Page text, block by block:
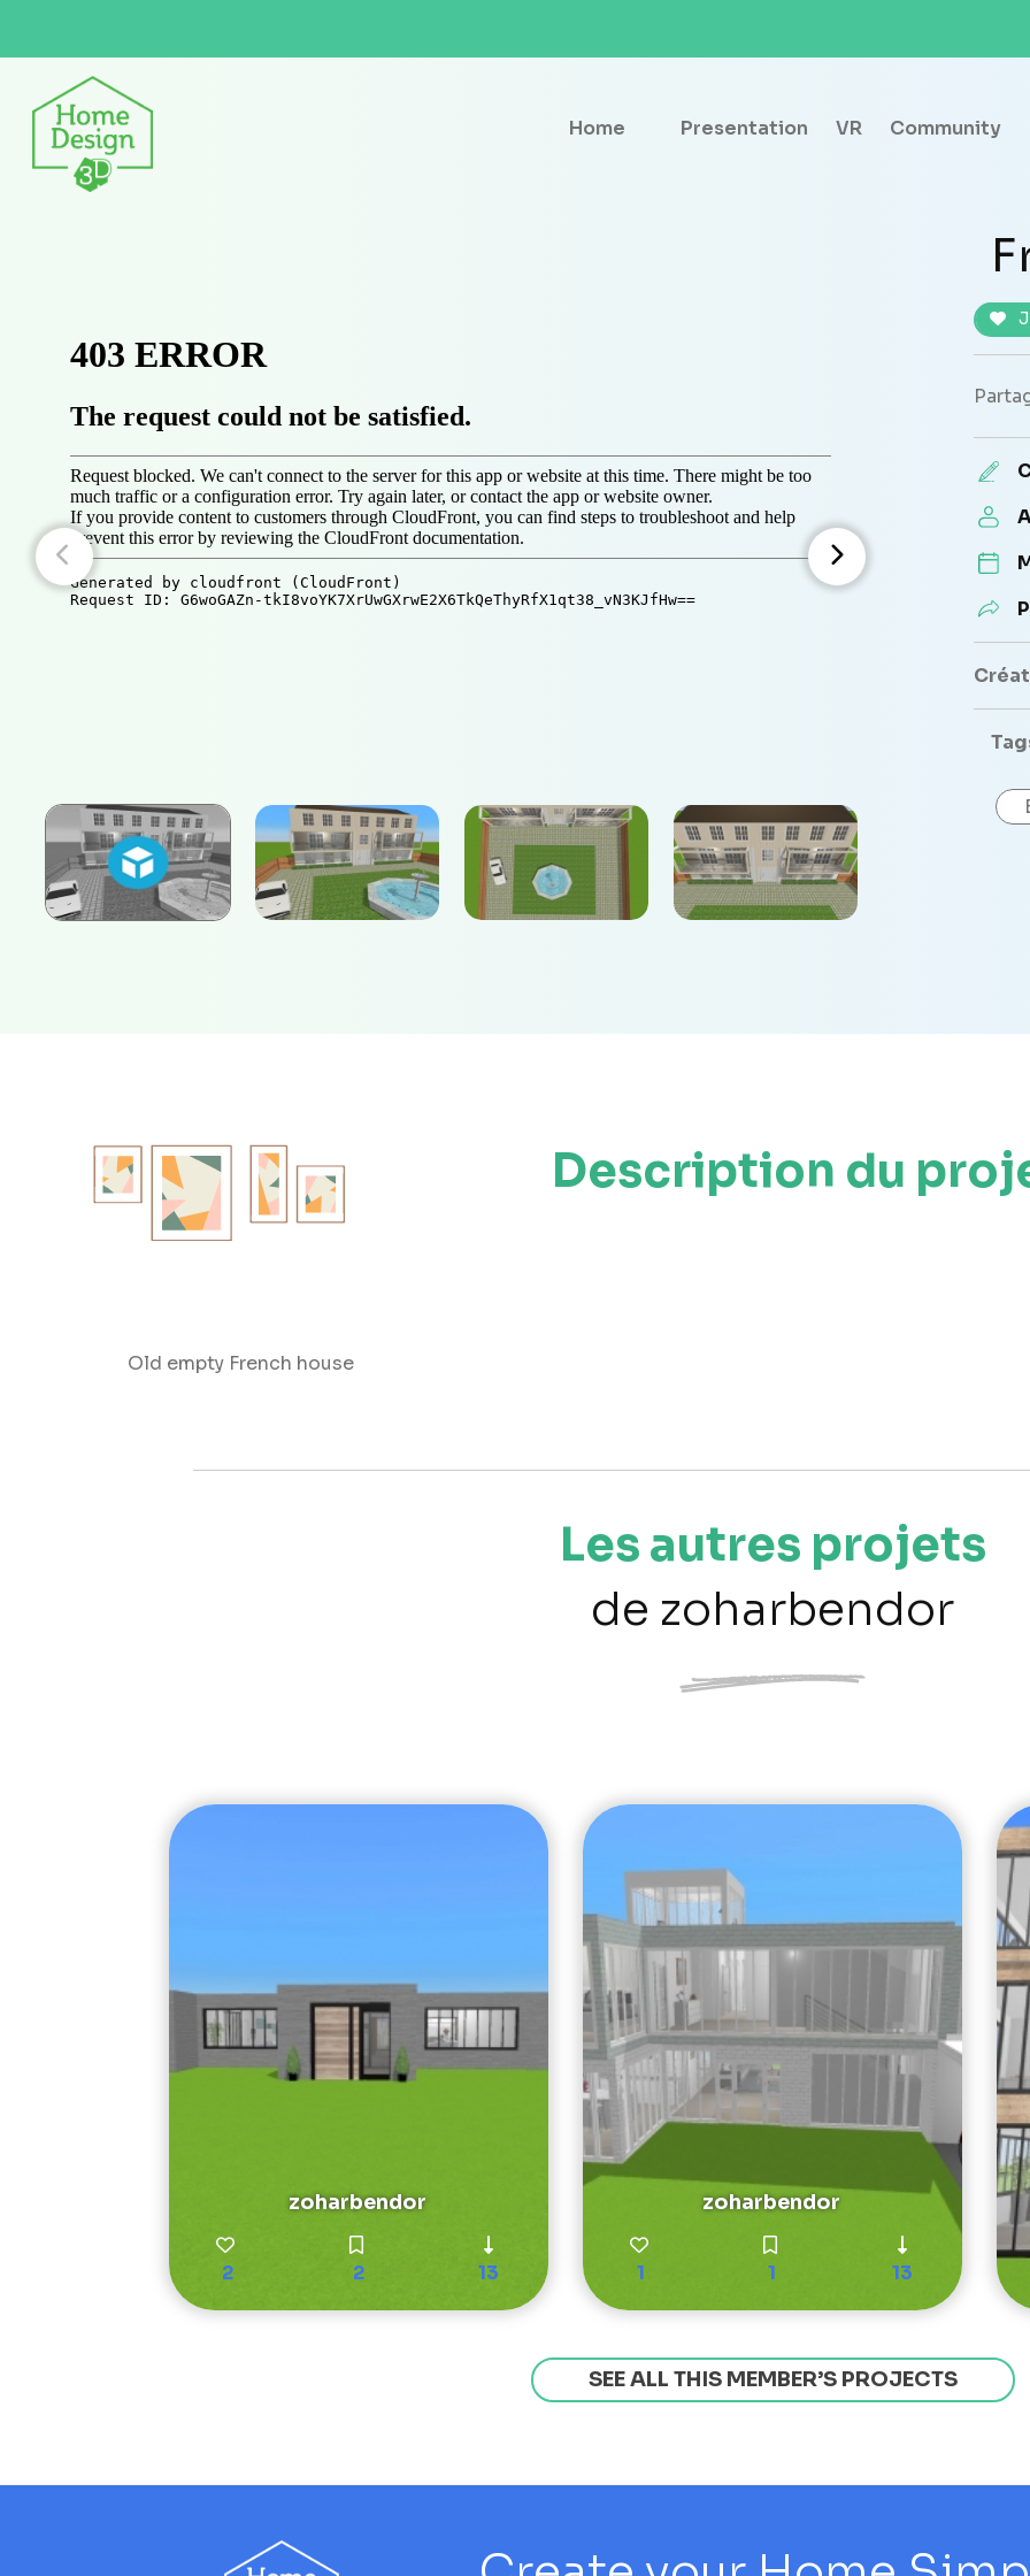
Home Presentation VR Community
Description du
Old empty French house
Les autres projets
de zoharbendor
zoharbendor
2 2 13
zoharbendor
1 1 13
SEE ALL THIS MEMBER’S PROJECTS